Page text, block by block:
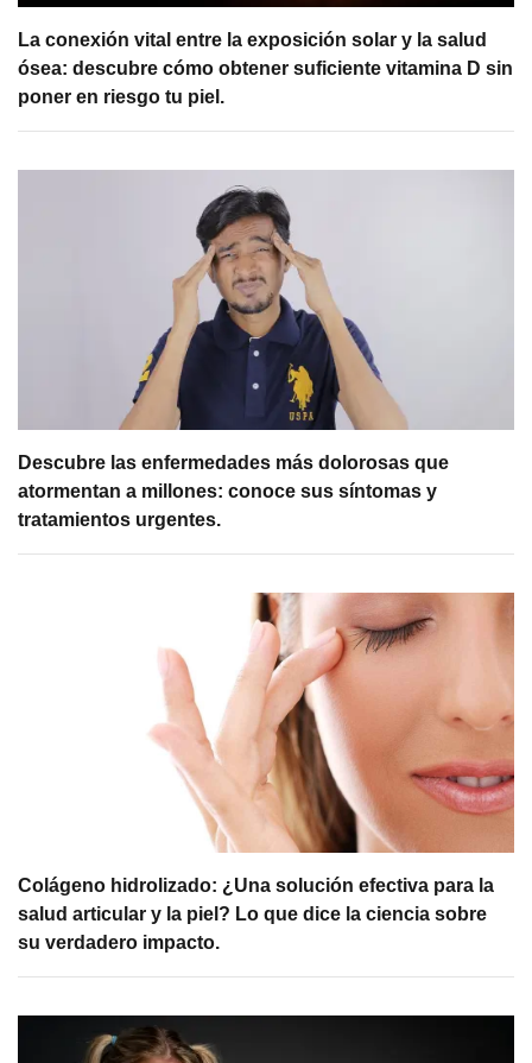
La conexión vital entre la exposición solar y la salud
ósea: descubre cómo obtener suficiente vitamina D sin
poner en riesgo tu piel.
Descubre las enfermedades más dolorosas que
atormentan a millones: conoce sus síntomas y
tratamientos urgentes.
Colágeno hidrolizado: ¿Una solución efectiva para la
salud articular y la piel? Lo que dice la ciencia sobre
su verdadero impacto.